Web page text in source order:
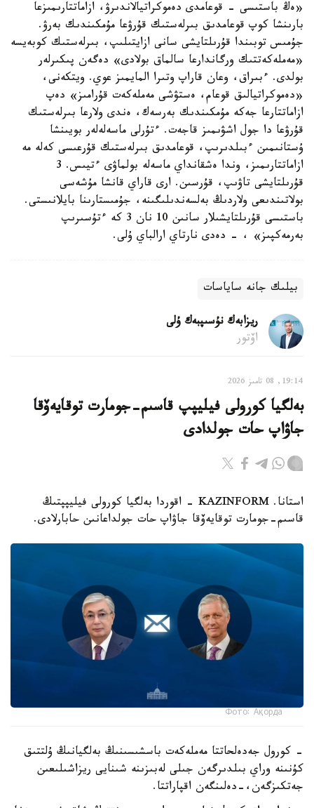
«ەڭ باستىسى - قوعامدى دەموكراتيالاندىرۋ، ازاماتتارىمىزعا
بارىنشا كوپ قوعامدىق بىرلەستىك قۇرۋعا مۇمكىندىك بەرۋ.
جۇمىس توبىندا قۇرىلتايشى سانى ازايتىلىپ، بىرلەستىك كوبەيسە
«مەملەكەتتىك ورگاندارعا سالماق بولادى» دەگەن پىكىرلەر
بولدى. ءبىراق، وعان قاراپ وتىرا المايمىز عوي. ويتكەنى،
«دەموكراتيالىق قوعام، ەستۋشى مەملەكەت قۇرامىز» دەپ
ازاماتتارعا جەكە مۇمكىندىك بەرسەك، ەندى ولارعا بىرلەستىك
قۇرۋعا دا جول اشۋىمىز قاجەت. ءتۇرلى ماسەلەلەر بويىنشا
ۇستانىمىن ءبىلدىرىپ، قوعامدىق بىرلەستىك قۇرعىسى كەلە مە
ازاماتتارىمىز، وندا ەشقانداي ماسەلە بولماۋى ءتيىس. 3
قۇرىلتايشى تاۋىپ، قۇرسىن. ارى قاراي قانشا مۇشەسى
بولاتىندىعى ولاردىڭ بەلسەندىلىگىنە، جۇمىستارىنا بايلانىستى.
باستىسى قۇرىلتايشىلار سانىن 10 نان 3 كە ءتۇسىرىپ
بەرمەكپىز» ، - دەدى نارتاي ارالباي ۇلى.
بيلىك جانە ساياسات
ريزابەك نۇسىپبەك ۇلى
اۆتور
19:14, 08 تامىز 2026
بەلگيا كورولى فيليپپ قاسىم-جومارت توقايەۆقا
جاۋاپ حات جولدادى
استانا. KAZINFORM - اقوردا بەلگيا كورولى فيليپپتىڭ
قاسىم-جومارت توقايەۆقا جاۋاپ حات جولداعانىن حابارلادى.
Фото: Ақорда
- كورول جەدەلحاتتا مەملەكەت باسشىسىنىڭ بەلگيانىڭ ۇلتتىق
كۇنىنە وراي بىلدىرگەن جىلى لەبىزىنە شىنايى ريزاشىلىعىن
جەتكىزگەن،-دەلىنگەن اقپاراتتا.